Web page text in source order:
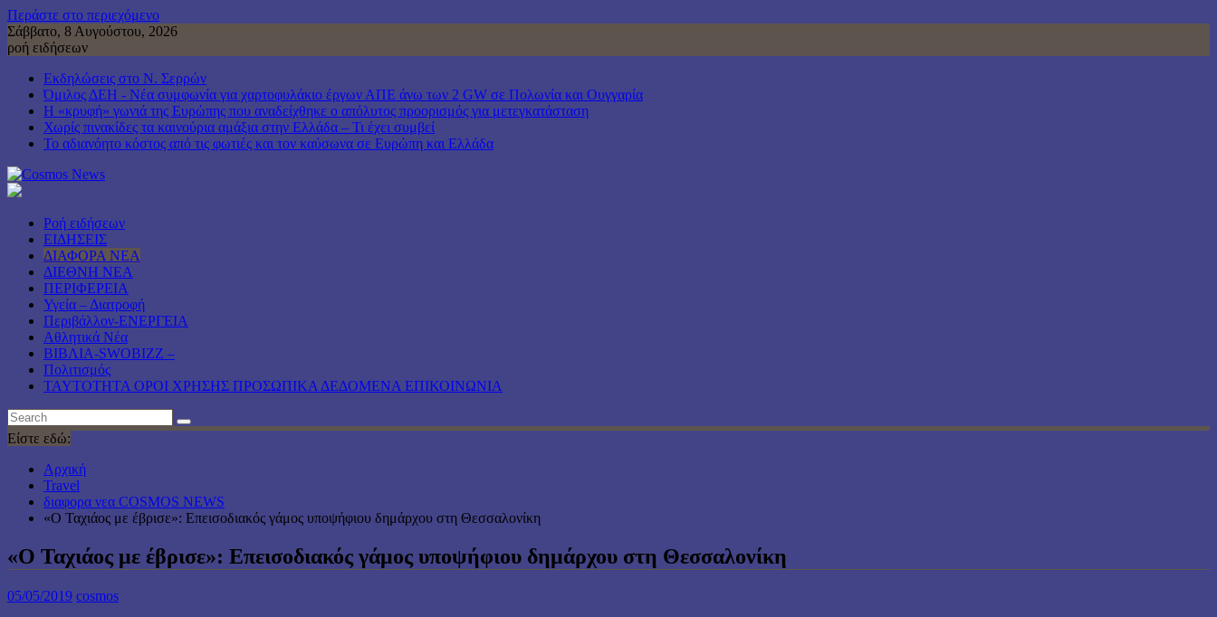
Περάστε στο περιεχόμενο
Σάββατο, 8 Αυγούστου, 2026
ροή ειδήσεων
Εκδηλώσεις στο Ν. Σερρών
Όμιλος ΔΕΗ - Νέα συμφωνία για χαρτοφυλάκιο έργων ΑΠΕ άνω των 2 GW σε Πολωνία και Ουγγαρία
Η «κρυφή» γωνιά της Ευρώπης που αναδείχθηκε ο απόλυτος προορισμός για μετεγκατάσταση
Χωρίς πινακίδες τα καινούρια αμάξια στην Ελλάδα – Τι έχει συμβεί
Το αδιανόητο κόστος από τις φωτιές και τον καύσωνα σε Ευρώπη και Ελλάδα
Ροή ειδήσεων
ΕΙΔΗΣΕΙΣ
ΔΙΑΦΟΡΑ ΝΕΑ
ΔΙΕΘΝΗ ΝΕΑ
ΠΕΡΙΦΕΡΕΙΑ
Υγεία – Διατροφή
Περιβάλλον-ΕΝΕΡΓΕΙΑ
Αθλητικά Νέα
ΒΙΒΛΙΑ-SWOBIZZ –
Πολιτισμός
TAYTOTHTA ΟΡΟΙ ΧΡΗΣΗΣ ΠΡΟΣΩΠΙΚΑ ΔΕΔΟΜΕΝΑ ΕΠΙΚΟΙΝΩΝΙΑ
Είστε εδώ:
Αρχική
Travel
διαφορα νεα COSMOS NEWS
«Ο Ταχιάος με έβρισε»: Επεισοδιακός γάμος υποψήφιου δημάρχου στη Θεσσαλονίκη
«Ο Ταχιάος με έβρισε»: Επεισοδιακός γάμος υποψήφιου δημάρχου στη Θεσσαλονίκη
05/05/2019 cosmos